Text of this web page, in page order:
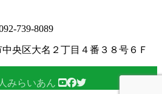
739-8089
央区大名２丁目４番３８号６Ｆ
みらいあん